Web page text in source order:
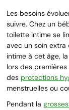
Les besoins
suivre. Chez un
toilette intime se
avec un soin extra
intime à cet âge,
lors des
des protections
menstruelles ou
Pendant la